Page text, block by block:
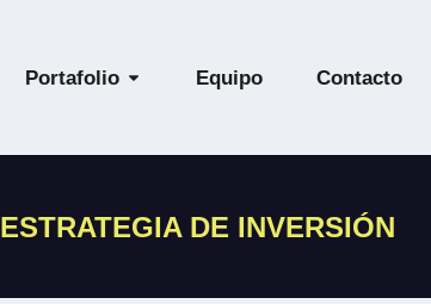
Portafolio Equipo Contacto
ESTRATEGIA DE INVERSIÓN